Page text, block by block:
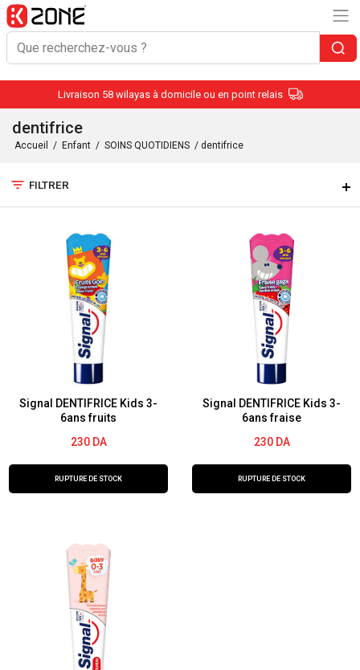
Livraison 58 wilayas à domicile ou en point relais
dentifrice
Accueil / Enfant / SOINS QUOTIDIENS / dentifrice
filter_list FILTRER
Signal DENTIFRICE Kids 3-
6ans fruits
230 DA
RUPTURE DE STOCK
Signal DENTIFRICE Kids 3-
6ans fraise
230 DA
RUPTURE DE STOCK